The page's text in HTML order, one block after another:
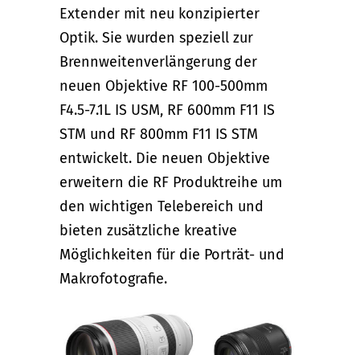
Extender mit neu konzipierter
Optik. Sie wurden speziell zur
Brennweitenverlängerung der
neuen Objektive RF 100-500mm
F4.5-7.1L IS USM, RF 600mm F11 IS
STM und RF 800mm F11 IS STM
entwickelt. Die neuen Objektive
erweitern die RF Produktreihe um
den wichtigen Telebereich und
bieten zusätzliche kreative
Möglichkeiten für die Porträt- und
Makrofotografie.